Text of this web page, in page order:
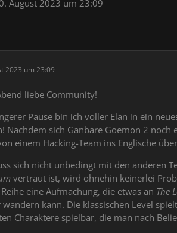
August 2023 um 23:09
2023 um 23:09
liebe Community!
Pause bin ich voller Elan in ein
Nachdem sich Ganbare Goemon 2
einem Hacking-Team ins Englische
sich nicht unbedingt mit den anderen
vertraut ist, wird ohnehin keinerlei
eine Aufmachung, die etwas an The
wandern kann. Die klassischen Level
Charaktere spielbar, die man nach